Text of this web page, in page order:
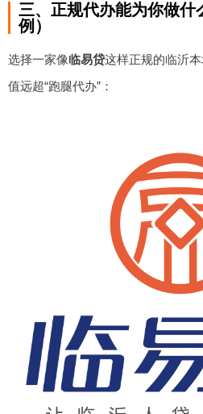
三、正规代办能为你做什
例）
选择一家像临易贷这样正规的临沂
值远超“跑腿代办”：